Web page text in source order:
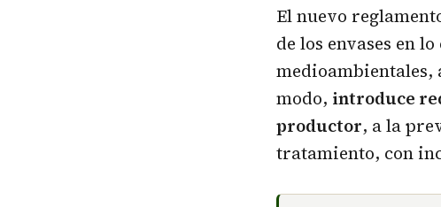
El nuevo
de los envases en
modo, introduce
productor, a la
tratamiento, con